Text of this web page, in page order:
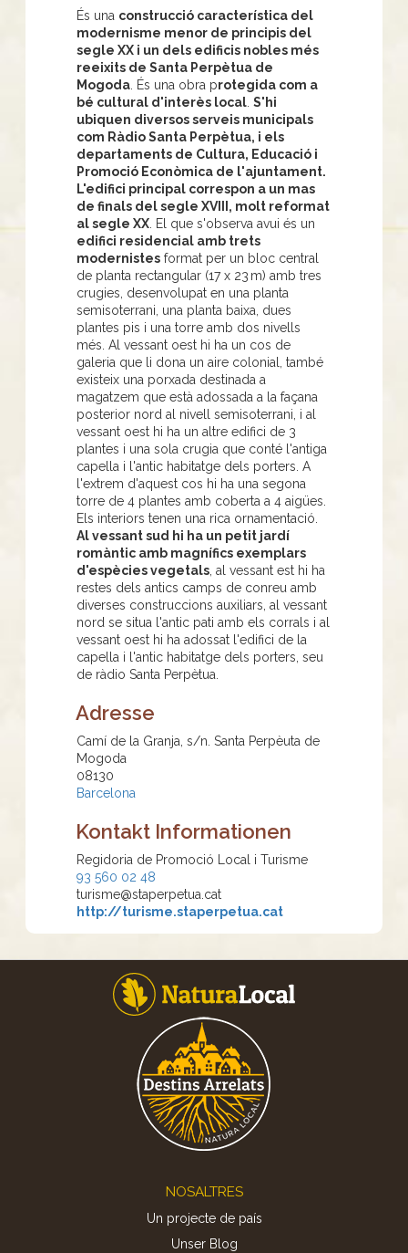
És una construcció característica del
modernisme menor de principis del
segle XX i un dels edificis nobles més
reeixits de Santa Perpètua de
Mogoda . És una obra protegida com a
bé cultural d'interès local S'hi
ubiquen diversos serveis municipals
com Ràdio Santa Perpètua, i els
departaments de Cultura, Educació i
Promoció Econòmica de l'ajuntament.
L'edifici principal correspon a un mas
de finals del segle XVIII, molt reformat
al segle XX . El que s'observa avui és un
edifici residencial amb trets
modernistes format per un bloc central
de planta rectangular (17 x 23 m) amb tres
crugies, desenvolupat en una planta
semisoterrani, una planta baixa, dues
plantes pis i una torre amb dos nivells
més. Al vessant oest hi ha un cos de
galeria que li dona un aire colonial, també
existeix una porxada destinada a
magatzem que està adossada a la façana
posterior nord al nivell semisoterrani, i al
vessant oest hi ha un altre edifici de 3
plantes i una sola crugia que conté l'antiga
capella i l'antic habitatge dels porters. A
l'extrem d'aquest cos hi ha una segona
torre de 4 plantes amb coberta a 4 aigües.
Els interiors tenen una rica ornamentació.
Al vessant sud hi ha un petit jardí
romàntic amb magnífics exemplars
d'espècies vegetals , al vessant est hi ha
restes dels antics camps de conreu amb
diverses construccions auxiliars, al vessant
nord se situa l'antic pati amb els corrals i al
vessant oest hi ha adossat l'edifici de la
capella i l'antic habitatge dels porters, seu
de ràdio Santa Perpètua.
Adresse
Camí de la Granja, s/n. Santa Perpèuta de
Mogoda
08130
Barcelona
Kontakt Informationen
Regidoria de Promoció Local i Turisme
93 560 02 48
turisme@staperpetua.cat
http://turisme.staperpetua.cat
NOSALTRES
Un projecte de país
Unser Blog